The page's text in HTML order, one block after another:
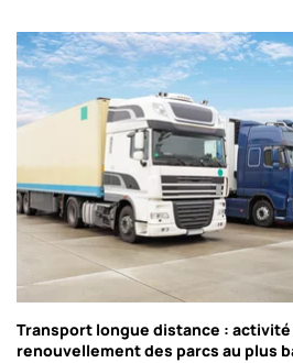
Transport longue distance :
renouvellement des parcs au plus